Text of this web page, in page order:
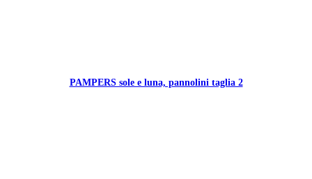
PAMPERS sole e luna, pannolini taglia 2